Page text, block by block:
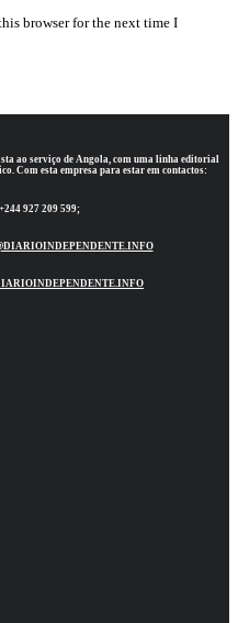
browser for the next time I
ao serviço de Angola, com uma linha editorial
Com esta empresa para estar em contactos:
+244 927 209 599;